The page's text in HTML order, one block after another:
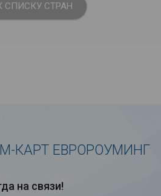
СПИСКУ СТРАН
КАРТ ЕВРОРОУМИНГ
на связи!